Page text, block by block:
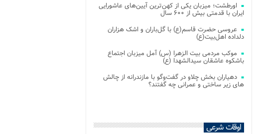
اورطشت؛ میزبان یکی از کهن‌ترین آیین‌های عاشورایی
ایران با قدمتی بیش از ۶۰۰ سال
عروسی حضرت قاسم(ع) با گل‌باران و اشک هزاران
دلداده اهل‌بیت(ع)
موکب مردمی بیت‌ الزهرا (س) آمل میزبان اجتماع
باشکوه عاشقان سیدالشهدا (ع)
دهیاران بخش چلاو در گفت‌وگو با مازندرانه از چالش
های زیر ساختی و عمرانی چه گفتند؟
اوقات شرعی